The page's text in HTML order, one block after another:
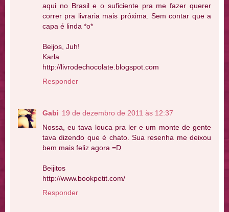
aqui no Brasil e o suficiente pra me fazer querer
correr pra livraria mais próxima. Sem contar que a
capa é linda *o*
Beijos, Juh!
Karla
http://livrodechocolate.blogspot.com
Responder
Gabi 19 de dezembro de 2011 às 12:37
Nossa, eu tava louca pra ler e um monte de gente
tava dizendo que é chato. Sua resenha me deixou
bem mais feliz agora =D
Beijitos
http://www.bookpetit.com/
Responder